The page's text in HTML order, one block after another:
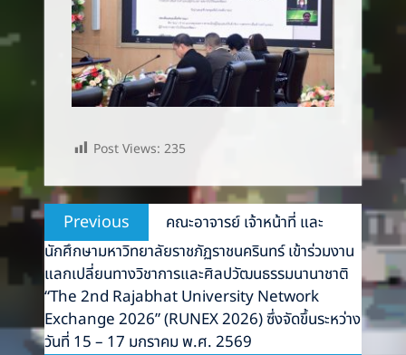
Post Views: 235
Post
navigation
Previous
post:
คณะอาจารย์ เจ้าหน้าที่ และ
นักศึกษามหาวิทยาลัยราชภัฏราชนครินทร์ เข้าร่วมงาน
แลกเปลี่ยนทางวิชาการและศิลปวัฒนธรรมนานาชาติ
“The 2nd Rajabhat University Network
Exchange 2026” (RUNEX 2026) ซึ่งจัดขึ้นระหว่าง
วันที่ 15 – 17 มกราคม พ.ศ. 2569